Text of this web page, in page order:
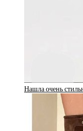
Нашла очень